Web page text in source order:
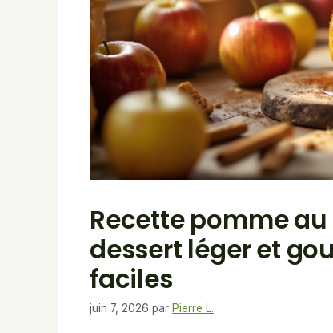
Recette pomme
dessert léger et
faciles
juin 7, 2026 par Pierre L.